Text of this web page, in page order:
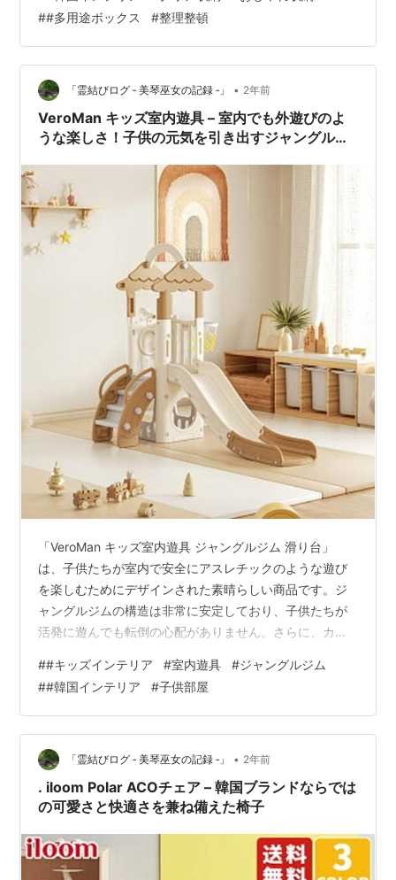
でなくインテリアの一部として楽しめるこの商品は、デ
ザインにこだわりたい方に最適です。 小物収納 プラスチ
ック クリア おしゃれ 韓国 シンプル 楽天で購入
##多用途ボックス #整理整頓
「霊結びログ ‐ 美琴巫女の記録 ‐」 • 2年前
VeroMan キッズ室内遊具 – 室内でも外遊びのよ
うな楽しさ！子供の元気を引き出すジャングルジ
「VeroMan キッズ室内遊具 ジャングルジム 滑り台」
は、子供たちが室内で安全にアスレチックのような遊び
を楽しむためにデザインされた素晴らしい商品です。ジ
ャングルジムの構造は非常に安定しており、子供たちが
活発に遊んでも転倒の心配がありません。さらに、カラ
トにもなる点が魅力です。 この遊具は、特に運動不足の
子供にとって最適なアイテムです。滑り台を使って遊ぶ
ことで、身体を動かしながら楽しくエクササイズがで
き、またジャングルジムのように登ったりくぐったりと
いった動きが、子供たちの筋力やバランス感覚を育むの
にも役立ちます。室内でありながら、外遊びの…
##キッズインテリア #室内遊具 #ジャングルジム
##韓国インテリア #子供部屋
「霊結びログ ‐ 美琴巫女の記録 ‐」 • 2年前
. iloom Polar ACOチェア – 韓国ブランドならでは
の可愛さと快適さを兼ね備えた椅子